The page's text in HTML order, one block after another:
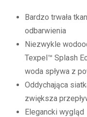
Bardzo trwała
odbarwienia
Niezwykle
Texpel™ Splash
woda spływa z
Oddychająca
zwiększa
Elegancki wygląd